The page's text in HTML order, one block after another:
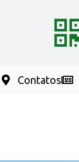
Contatos